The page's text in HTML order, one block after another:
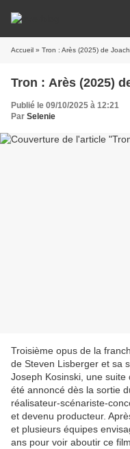
Accueil » Tron : Arès (2025) de
Tron : Arès (2025)
Publié le 09/10/2025 à 12:21
Par Selenie
Troisième opus de la
de Steven Lisberger et sa
Joseph Kosinski, une
été annoncé dès la sortie
réalisateur-scénariste-
et devenu producteur.
et plusieurs équipes
ans pour voir aboutir ce